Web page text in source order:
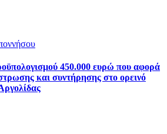
450.000 ευρώ που αφορά
και συντήρησης στο ορεινό